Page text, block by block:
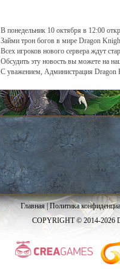
В понедельник 10 октября в 12:00
Займи трон богов в мире Dragon
Всех игроков нового сервера ждут
Обсудить эту новость вы можете на
С уважением, Администрация Dragon
Главная|Политика
COPYRIGHT © 2014-2026